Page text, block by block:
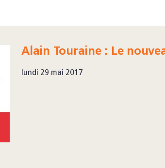
Alain Touraine : Le
lundi 29 mai 2017